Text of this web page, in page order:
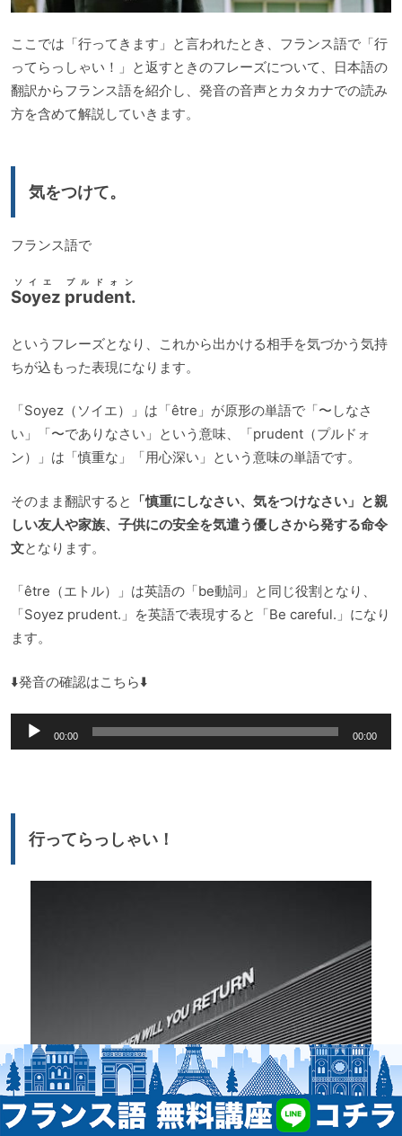
ここでは「行ってきます」と言われたとき、フランス語で「行
ってらっしゃい！」と返すときのフレーズについて、日本語の
翻訳からフランス語を紹介し、発音の音声とカタカナでの読み
方を含めて解説していきます。
気をつけて。
フランス語で
Soyez prudent.
ソイエ プルドォン
というフレーズとなり、これから出かける相手を気づかう気持
ちが込もった表現になります。
「Soyez（ソイエ）」は「être」が原形の単語で「〜しなさ
い」「〜でありなさい」という意味、「prudent（プルドォ
ン）」は「慎重な」「用心深い」という意味の単語です。
そのまま翻訳すると
「慎重にしなさい、気をつけなさい」と親
しい友人や家族、子供にの安全を気遣う優しさから発する命令
文となります。
「être（エトル）」は英語の「be動詞」と同じ役割となり、
「Soyez prudent.」を英語で表現すると「Be careful.」になり
ます。
⬇️発音の確認はこちら⬇️
声
00:00 00:00
行ってらっしゃい！